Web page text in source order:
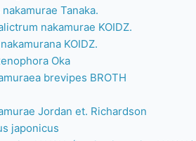
Tanaka.
nakamurae KOIDZ.
KOIDZ.
Oka
brevipes BROTH
Jordan et. Richardson
japonicus